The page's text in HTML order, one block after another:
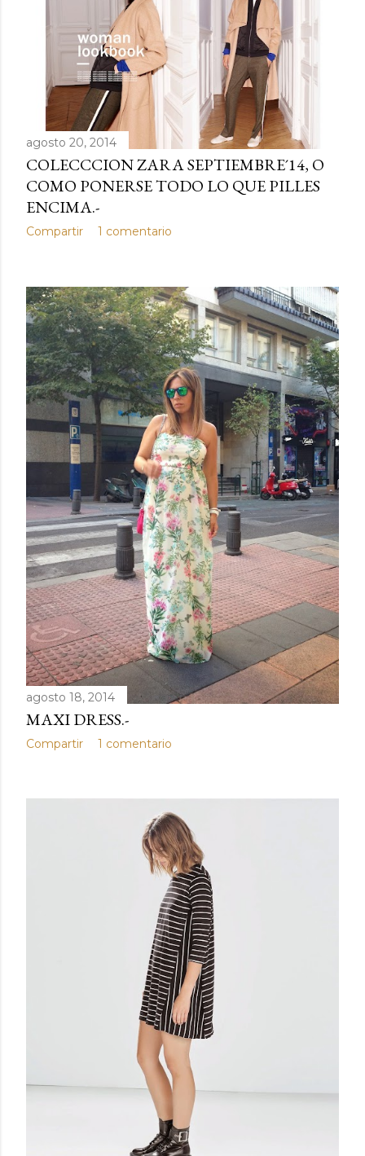
agosto 20, 2014
COLECCCION ZARA SEPTIEMBRE´14, O
COMO PONERSE TODO LO QUE PILLES
ENCIMA.-
Compartir 1 comentario
agosto 18, 2014
MAXI DRESS.-
Compartir 1 comentario